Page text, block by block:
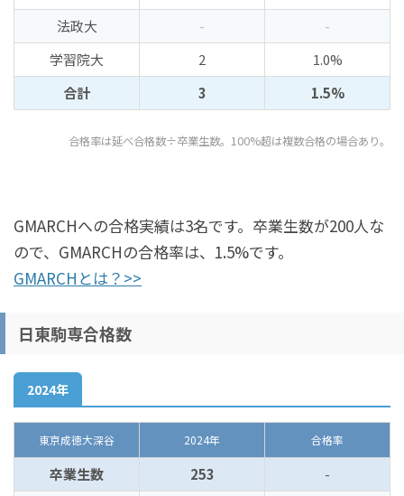
法政大
-
-
学習院大
2
1.0%
合計
3 1.5%
合格率は延べ合格数÷卒業生数。100%超は複数合格の場合あり。
GMARCHへの合格実績は3名です。卒業生数が200人な
ので、GMARCHの合格率は、1.5%です。
GMARCHとは？>>
日東駒専合格数
2024年
東京成徳大深谷 2024年 合格率
卒業生数 253
-